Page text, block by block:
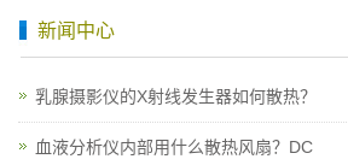
新闻中心
乳腺摄影仪的X射线发生器如何散热？
血液分析仪内部用什么散热风扇？DC